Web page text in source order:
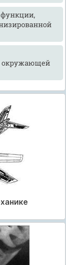
функции,
окружающей